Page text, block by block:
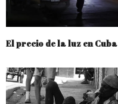
El precio de la luz en Cuba